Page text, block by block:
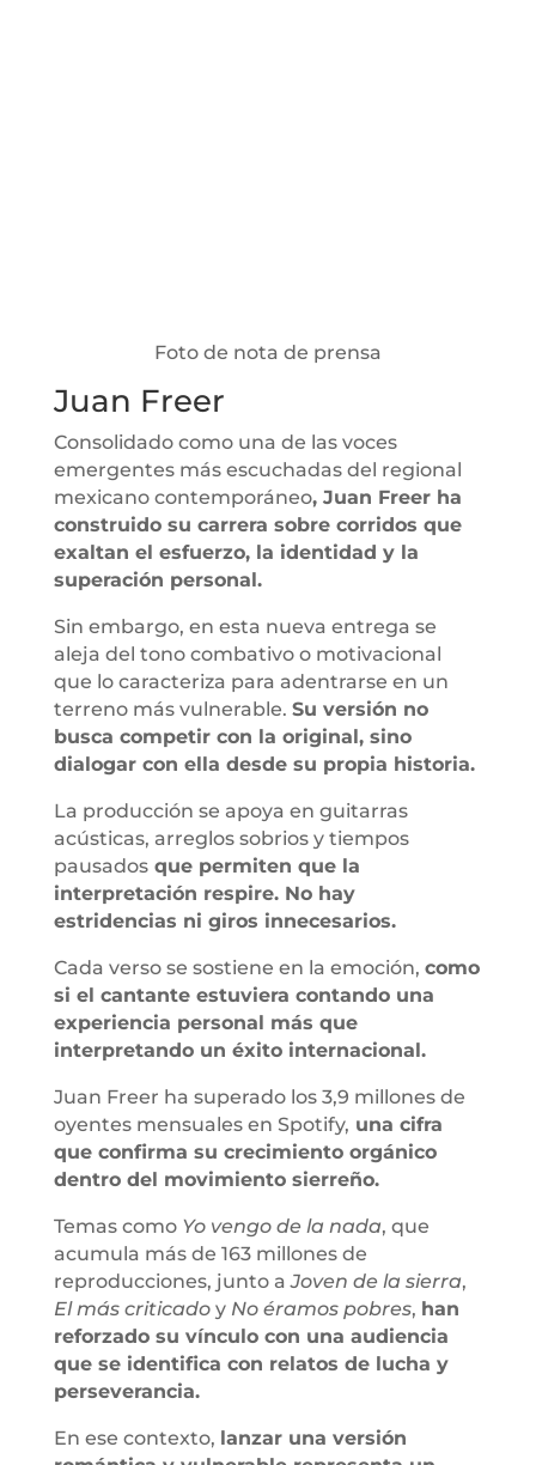
Foto de nota de prensa
Juan Freer
Consolidado como una de las voces
emergentes más escuchadas del regional
mexicano contemporáneo, Juan Freer ha
construido su carrera sobre corridos que
exaltan el esfuerzo, la identidad y la
superación personal.
Sin embargo, en esta nueva entrega se
aleja del tono combativo o motivacional
que lo caracteriza para adentrarse en un
terreno más vulnerable. Su versión no
busca competir con la original, sino
dialogar con ella desde su propia historia.
La producción se apoya en guitarras
acústicas, arreglos sobrios y tiempos
pausadosque permiten que la
interpretación respire. No hay
estridencias ni giros innecesarios.
Cada verso se sostiene en la emoción, como
si el cantante estuviera contando una
experiencia personal más que
interpretando un éxito internacional.
Juan Freer ha superado los 3,9 millones de
oyentes mensuales en Spotify, una cifra
que confirma su crecimiento orgánico
dentro del movimiento sierreño.
Temas como Yo vengo de la nada, que
acumula más de 163 millones de
reproducciones, junto aJoven de la sierra,
El más criticadoy No éramos pobres, han
reforzado su vínculo con una audiencia
que se identifica con relatos de lucha y
perseverancia.
En ese contexto, lanzar una versión